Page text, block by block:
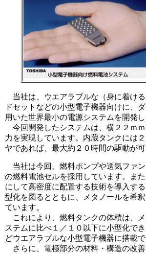
当社は、ウエアラブルな（身に着け
ドセットなどの小型電子機器向けに、
用いた世界最小の電源システムを開発し
今回開発したシステムは、横２２ｍｍ
力を実現しています。内蔵タンクには
ヤであれば、最大約２０時間の駆動が可
当社は今回、燃料ポンプや送気ファ
の燃料電池セルを採用しています。ま
にして高密度に配置する技術を導入す
型化を図るとともに、メタノールを希
ています。
これにより、燃料タンクの体積は、
ステムに比べ１／１０以下に小型化で
どウエアラブルな小型電子機器に搭載
さらに、電極部分の材料・構造の改